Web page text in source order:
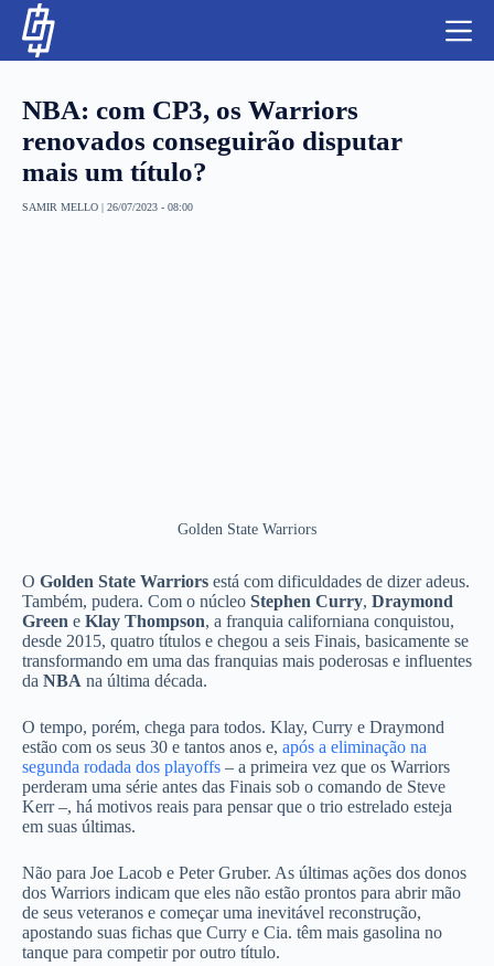
NBA: com CP3, os Warriors
renovados conseguirão disputar
mais um título?
SAMIR MELLO | 26/07/2023 - 08:00
Golden State Warriors
O Golden State Warriors está com dificuldades de dizer adeus.
Também, pudera. Com o núcleo Stephen Curry, Draymond
Green e Klay Thompson, a franquia californiana conquistou,
desde 2015, quatro títulos e chegou a seis Finais, basicamente se
transformando em uma das franquias mais poderosas e influentes
da NBA na última década.
O tempo, porém, chega para todos. Klay, Curry e Draymond
estão com os seus 30 e tantos anos e, após a eliminação na
segunda rodada dos playoffs – a primeira vez que os Warriors
perderam uma série antes das Finais sob o comando de Steve
Kerr –, há motivos reais para pensar que o trio estrelado esteja
em suas últimas.
Não para Joe Lacob e Peter Gruber. As últimas ações dos donos
dos Warriors indicam que eles não estão prontos para abrir mão
de seus veteranos e começar uma inevitável reconstrução,
apostando suas fichas que Curry e Cia. têm mais gasolina no
tanque para competir por outro título.